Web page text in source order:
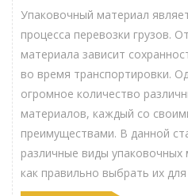
Упаковочный материал
процесса перевозки грузов.
материала зависит
во время транспортировки.
огромное количество
материалов, каждый со
преимуществами. В данной
различные виды
как правильно выбрать их